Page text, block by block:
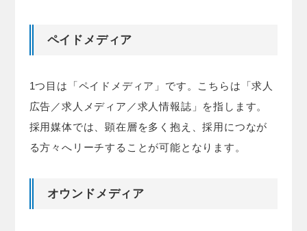
ペイドメディア
1つ目は「ペイドメディア」です。こちらは「求人
広告／求人メディア／求人情報誌」を指します。
採用媒体では、顕在層を多く抱え、採用につなが
る方々へリーチすることが可能となります。
オウンドメディア